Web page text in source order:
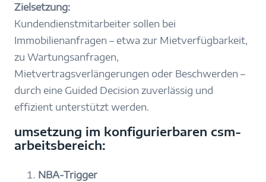
Zielsetzung:
Kundendienstmitarbeiter sollen bei
Immobilienanfragen – etwa zur Mietverfügbarkeit,
zu Wartungsanfragen,
Mietvertragsverlängerungen oder Beschwerden –
durch eine Guided Decision zuverlässig und
effizient unterstützt werden.
umsetzung im konfigurierbaren csm-
arbeitsbereich:
NBA-Trigger